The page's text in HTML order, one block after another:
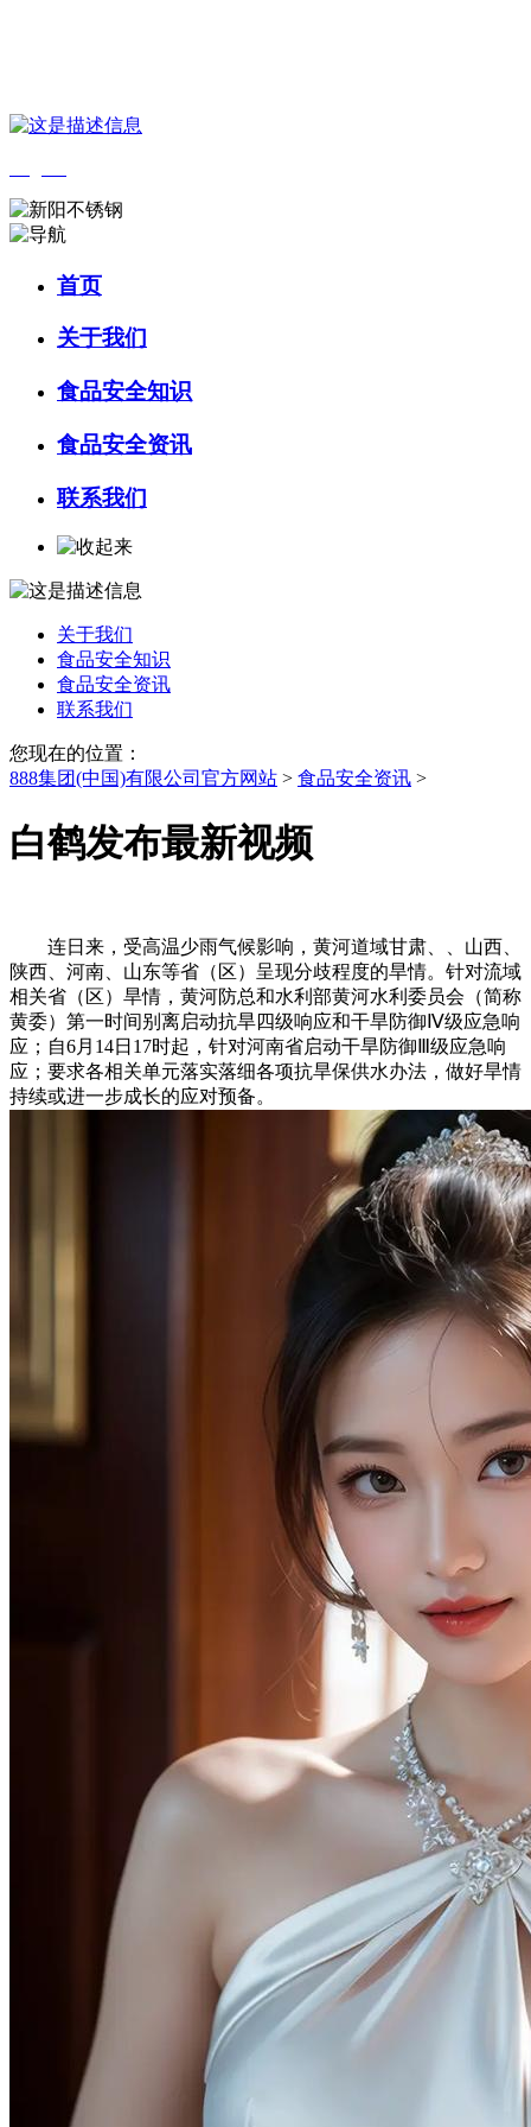
首页
关于我们
食品安全知识
食品安全资讯
联系我们
关于我们
食品安全知识
食品安全资讯
联系我们
您现在的位置：
888集团(中国)有限公司官方网站 > 食品安全资讯 >
白鹤发布最新视频
连日来，受高温少雨气候影响，黄河道域甘肃、、山西、
陕西、河南、山东等省（区）呈现分歧程度的旱情。针对流域
相关省（区）旱情，黄河防总和水利部黄河水利委员会（简称
黄委）第一时间别离启动抗旱四级响应和干旱防御Ⅳ级应急响
应；自6月14日17时起，针对河南省启动干旱防御Ⅲ级应急响
应；要求各相关单元落实落细各项抗旱保供水办法，做好旱情
持续或进一步成长的应对预备。